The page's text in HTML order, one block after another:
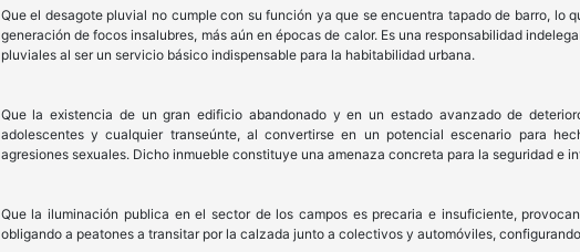
Que el desagote pluvial no cumple con su función ya que se encuentra tapado de barro, lo
generación de focos insalubres, más aún en épocas de calor. Es una responsabilidad
pluviales al ser un servicio básico indispensable para la habitabilidad urbana.
Que la existencia de un gran edificio abandonado y en un estado avanzado de
adolescentes y cualquier transeúnte, al convertirse en un potencial escenario para
agresiones sexuales. Dicho inmueble constituye una amenaza concreta para la seguridad e
Que la iluminación publica en el sector de los campos es precaria e insuficiente,
obligando a peatones a transitar por la calzada junto a colectivos y automóviles,